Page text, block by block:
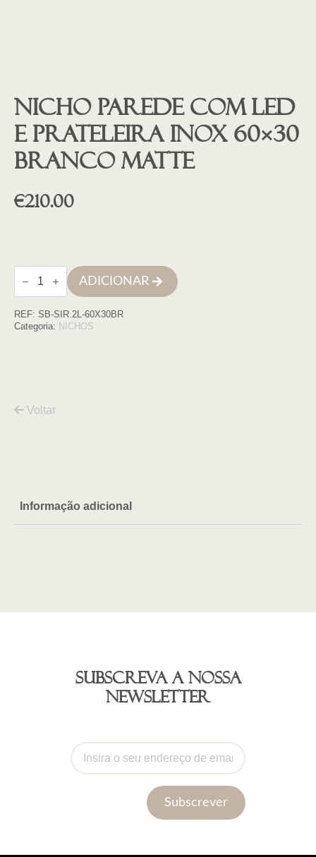
Nicho parede com LED
e prateleira inox 60×30
branco matte
€210.00
Quantidade
de
Nicho
com
LED
ADICIONAR
REF: SB-SIR.2L-60X30BR
Categoria: NICHOS
Voltar
Informação adicional
Subscreva a nossa
newsletter
Subscrever